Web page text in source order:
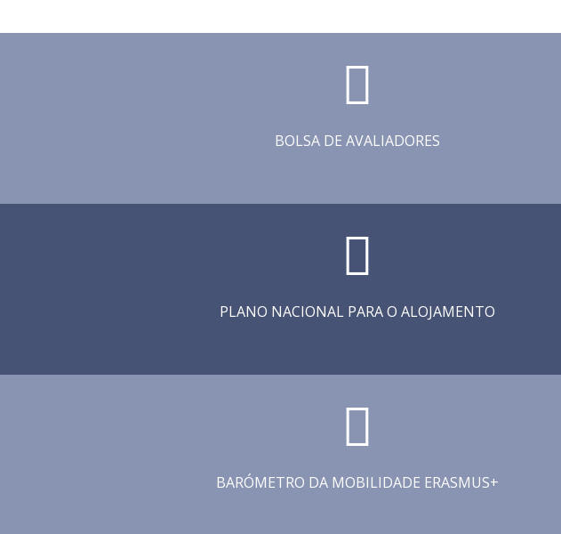
BOLSA DE AVALIADORES
PLANO NACIONAL PARA O ALOJAMENTO
BARÓMETRO DA MOBILIDADE ERASMUS+